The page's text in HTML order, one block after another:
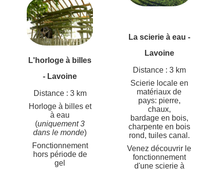
L'horloge à billes
- Lavoine
Distance : 3 km
Horloge à billes et
à eau
(uniquement 3
dans le monde)
Fonctionnement
hors période de
gel
La scierie à eau -
Lavoine
Distance : 3 km
Scierie locale en
matériaux de
pays: pierre,
chaux,
bardage en bois,
charpente en bois
rond, tuiles canal.
Venez découvrir le
fonctionnement
d'une scierie à